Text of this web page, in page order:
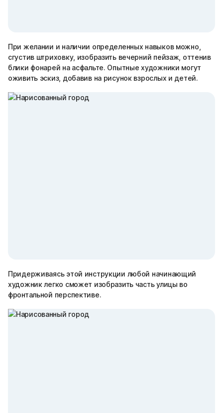
При желании и наличии определенных навыков можно,
сгустив штриховку, изобразить вечерний пейзаж, оттенив
блики фонарей на асфальте. Опытные художники могут
оживить эскиз, добавив на рисунок взрослых и детей.
Придерживаясь этой инструкции любой начинающий
художник легко сможет изобразить часть улицы во
фронтальной перспективе.